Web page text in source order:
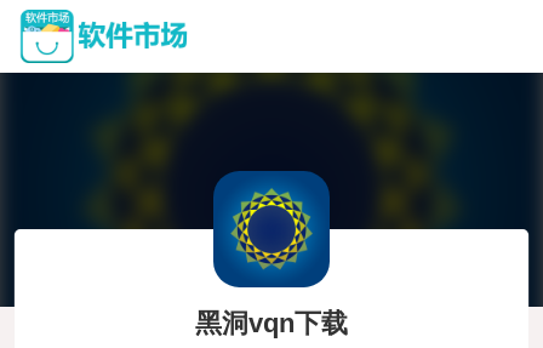
黑洞vqn下载